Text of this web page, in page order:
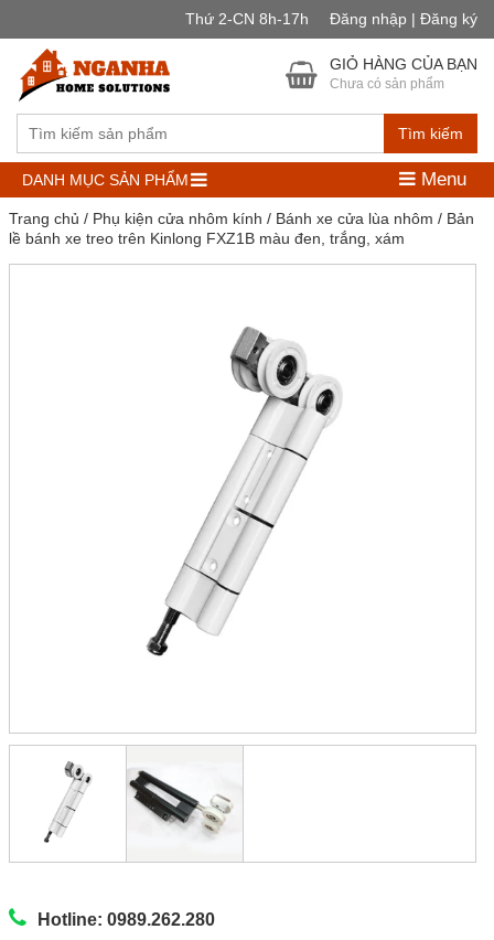
Thứ 2-CN 8h-17h Đăng nhập | Đăng ký
Tìm kiếm
GIỎ HÀNG CỦA BẠN
Chưa có sản phẩm
DANH MỤC SẢN PHẨM Menu
Trang chủ / Phụ kiện cửa nhôm kính / Bánh xe cửa lùa nhôm / Bản
lề bánh xe treo trên Kinlong FXZ1B màu đen, trắng, xám
Hotline: 0989.262.280